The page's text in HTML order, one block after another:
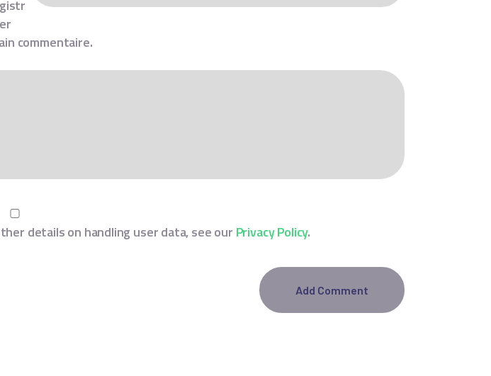
gistr
er
commentaire.
details on handling user data, see our Privacy Policy.